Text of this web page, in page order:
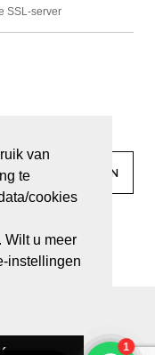
van
te
cookies
Wilt u meer
instellingen
SSL-server
2026